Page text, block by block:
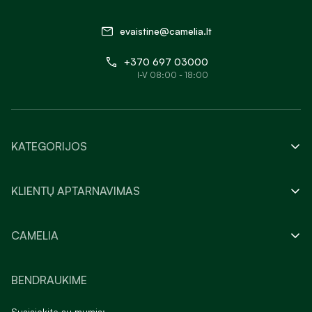
evaistine@camelia.lt
+370 697 03000
I-V 08:00 - 18:00
KATEGORIJOS
KLIENTŲ APTARNAVIMAS
CAMELIA
BENDRAUKIME